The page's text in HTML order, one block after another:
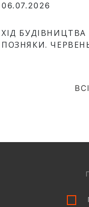
06.07.2026
ХІД БУДІВНИЦТВА
ПОЗНЯКИ.